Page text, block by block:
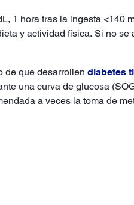
1 hora tras la ingesta <140
y actividad física. Si no se
de que desarrollen diabetes
una curva de glucosa
a veces la toma de